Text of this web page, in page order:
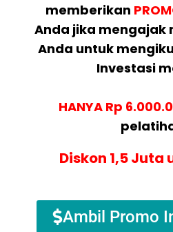
memberikan
Anda jika mengajak
Anda untuk
Investasi
HANYA Rp
Diskon 1,5 Juta
Ambil Promo